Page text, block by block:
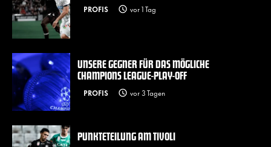
PROFIS vor 1 Tag
UNSERE GEGNER FÜR DAS MÖGLICHE
CHAMPIONS LEAGUE-PLAY-OFF
PROFIS vor 3 Tagen
PUNKTETEILUNG AM TIVOLI